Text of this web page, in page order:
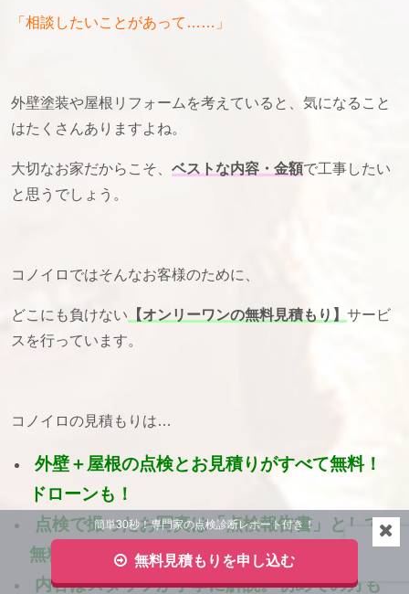
「相談したいことがあって……」
外壁塗装や屋根リフォームを考えていると、気になること
はたくさんありますよね。
大切なお家だからこそ、 ベストな内容・金額で工事したい
と思うでしょう。
コノイロではそんなお客様のために、
どこにも負けない 【オンリーワンの無料見積もり】 サービ
スを行っています。
コノイロの見積もりは…
外壁＋屋根の点検とお見積りがすべて無料！
ドローンも！
点検で撮ったお写真は「点検報告書」として
無料進呈。
内容はスタッフが丁寧に解説。初めての方も
簡単30秒！専門家の点検診断レポート付き！
無料見積もりを申し込む